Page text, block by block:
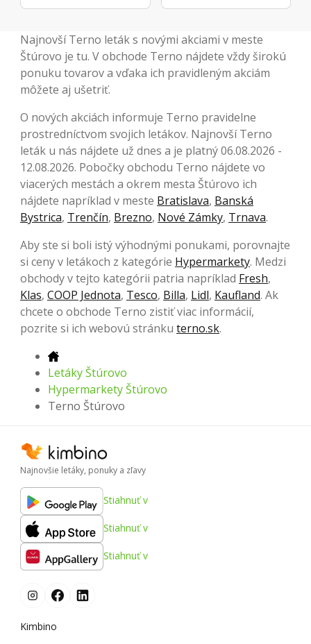
Najnovší Terno leták s novými akciami v meste
Štúrovo je tu. V obchode Terno nájdete vždy širokú
ponuku tovarov a vďaka ich pravidleným akciám
môžete aj ušetriť.
O nových akciách informuje Terno pravidelne
prostredníctvom svojich letákov. Najnovší Terno
leták u nás nájdete už dnes a je platný 06.08.2026 -
12.08.2026. Pobočky obchodu Terno nájdete vo
viacerých mestách a okrem mesta Štúrovo ich
nájdete napríklad v meste Bratislava, Banská
Bystrica, Trenčín, Brezno, Nové Zámky, Trnava.
Aby ste si boli istý výhodnými ponukami, porovnajte
si ceny v letákoch z kategórie Hypermarkety. Medzi
obchody v tejto kategórii patria napríklad Fresh,
Klas, COOP Jednota, Tesco, Billa, Lidl, Kaufland. Ak
chcete o obchode Terno zistiť viac informácií,
pozrite si ich webovú stránku terno.sk.
Letáky Štúrovo
Hypermarkety Štúrovo
Terno Štúrovo
Najnovšie letáky, ponuky a zľavy
Stiahnuť v
Stiahnuť v
Stiahnuť v
Kimbino